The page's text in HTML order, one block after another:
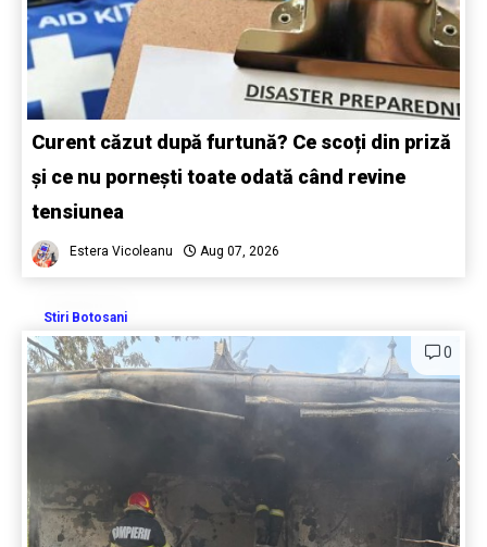
Curent căzut după furtună? Ce scoți din priză
și ce nu pornești toate odată când revine
tensiunea
Estera Vicoleanu Aug 07, 2026
Stiri Botosani
0